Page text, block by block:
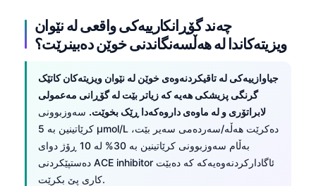
چەند گۆڕانکارییەکی واقعی لە نێوان
ویزیتەکاندا لە هەڵسەنگاندنی خوێن دەبینرێت؟
جیاوازییەکی لە تاقیکردنەوەی خوێن لە نێوان ویزیتەکان کاتێک
گرنگی پزیشکی هەیە کە زیاتر بێت لە گۆڕانی مەعمولی
لابراتۆری و لە ماوەی داروەکەدا ڕێک بخوێت. سەوزبوونی
کرێاتینین بە 5 µmol/L دەکرێت هەڵە/سەردەمی سەیر بێت،
بەڵام سەوزبوونی کرێاتینین بە 30% لە 10 ڕۆژ دوای
دەستپێکردنی ACE inhibitor ئاگادارکردنەوەیەکە کە دەبێت
کاری پێ بکرێت.